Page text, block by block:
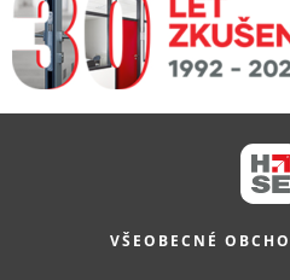
VŠEOBECNÉ